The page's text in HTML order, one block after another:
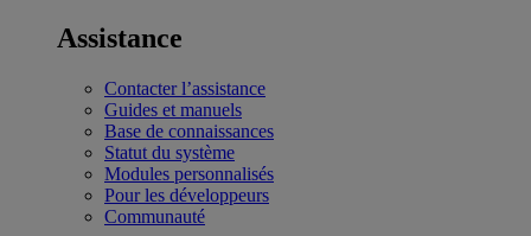
Assistance
Contacter l’assistance
Guides et manuels
Base de connaissances
Statut du système
Modules personnalisés
Pour les développeurs
Communauté